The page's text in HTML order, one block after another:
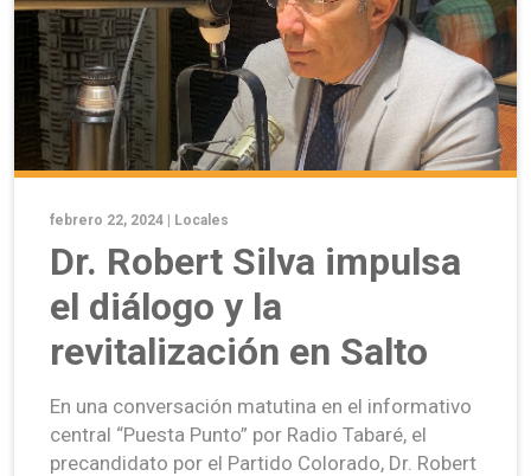
febrero 22, 2024 | Locales
Dr. Robert Silva impulsa
el diálogo y la
revitalización en Salto
En una conversación matutina en el informativo
central “Puesta Punto” por Radio Tabaré, el
precandidato por el Partido Colorado, Dr. Robert